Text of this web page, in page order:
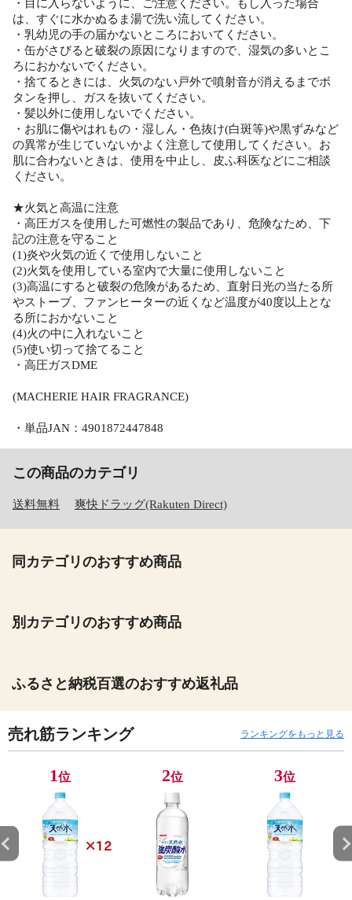
・目に入らないように、ご注意ください。もし入った場合
は、すぐに水かぬるま湯で洗い流してください。
・乳幼児の手の届かないところにおいてください。
・缶がさびると破裂の原因になりますので、湿気の多いとこ
ろにおかないでください。
・捨てるときには、火気のない戸外で噴射音が消えるまでボ
タンを押し、ガスを抜いてください。
・髪以外に使用しないでください。
・お肌に傷やはれもの・湿しん・色抜け(白斑等)や黒ずみなど
の異常が生じていないかよく注意して使用してください。お
肌に合わないときは、使用を中止し、皮ふ科医などにご相談
ください。
★火気と高温に注意
・高圧ガスを使用した可燃性の製品であり、危険なため、下
記の注意を守ること
(1)炎や火気の近くで使用しないこと
(2)火気を使用している室内で大量に使用しないこと
(3)高温にすると破裂の危険があるため、直射日光の当たる所
やストーブ、ファンヒーターの近くなど温度が40度以上とな
る所におかないこと
(4)火の中に入れないこと
(5)使い切って捨てること
・高圧ガスDME
(MACHERIE HAIR FRAGRANCE)
・単品JAN：4901872447848
この商品のカテゴリ
送料無料 爽快ドラッグ(Rakuten Direct)
同カテゴリのおすすめ商品
別カテゴリのおすすめ商品
ふるさと納税百選のおすすめ返礼品
売れ筋ランキング ランキングをもっと見る
1位 2位 3位